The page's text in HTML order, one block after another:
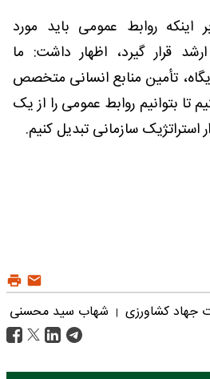
اینکه روابط عمومی باید مورد
قرار گیرد، اظهار داشت: ما
تأمین منابع انسانی متخصص
تا بتوانیم روابط عمومی را از یک
سازمانی تبدیل کنیم.
جهاد کشاورزی | شهاب سید محسنی